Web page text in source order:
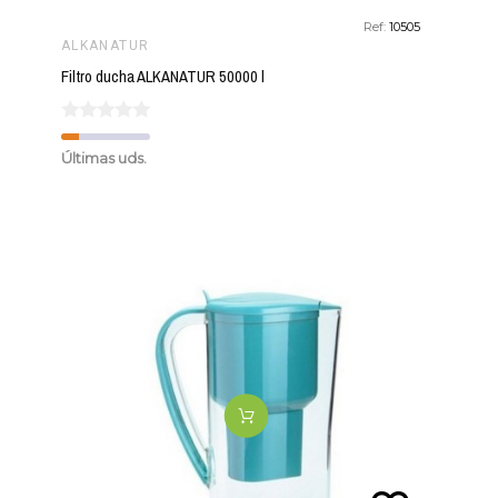
Ref:10505
ALKANATUR
Filtro ducha ALKANATUR 50000 l
Últimas uds.